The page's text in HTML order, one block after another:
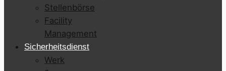
Stellenbörse
Facility
Management
Sicherheitsdienst
Werk